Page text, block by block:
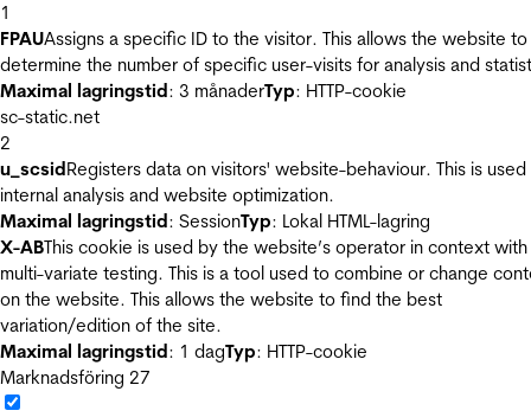
1
FPAUAssigns a specific ID to the visitor. This allows the website to
determine the number of specific user-visits for analysis and
Maximal lagringstid: 3 månaderTyp: HTTP-cookie
sc-static.net
2
u_scsidRegisters data on visitors' website-behaviour. This is
internal analysis and website optimization.
Maximal lagringstid: SessionTyp: Lokal HTML-lagring
X-ABThis cookie is used by the website’s operator in context with
multi-variate testing. This is a tool used to combine or change
on the website. This allows the website to find the best
variation/edition of the site.
Maximal lagringstid: 1 dagTyp: HTTP-cookie
Marknadsföring 27